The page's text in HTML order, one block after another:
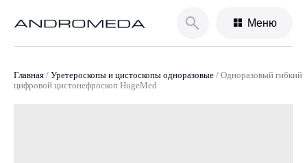
Главная / Уретероскопы и цистоскопы одноразовые / Одноразовый гибкий
цифровой цистонефроскоп HugeMed